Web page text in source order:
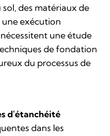
des matériaux de
exécution
une étude
de fondation
du processus de
d'étanchéité
dans les